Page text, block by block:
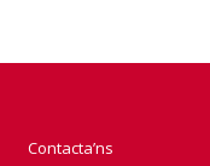
Contacta’ns